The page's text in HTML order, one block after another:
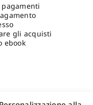
gli acquisti
ebook